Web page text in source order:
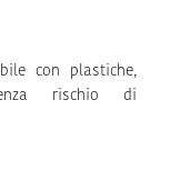
con plastiche,
rischio di